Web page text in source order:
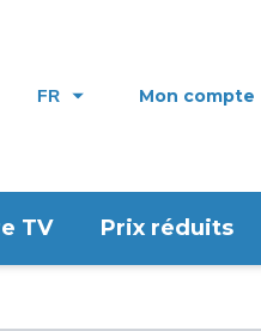
FR Mon compte
TV Prix réduits